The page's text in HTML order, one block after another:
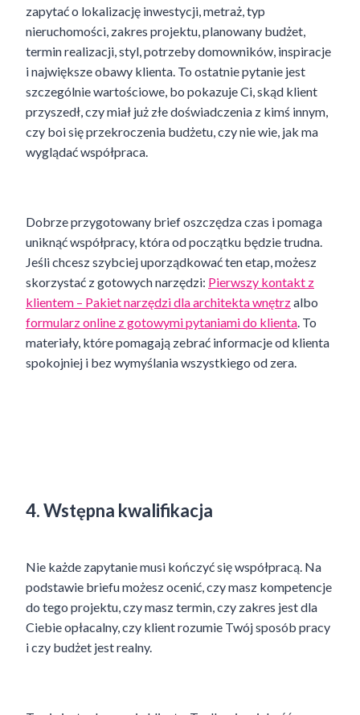
zapytać o lokalizację inwestycji, metraż, typ
nieruchomości, zakres projektu, planowany budżet,
termin realizacji, styl, potrzeby domowników, inspiracje
i największe obawy klienta. To ostatnie pytanie jest
szczególnie wartościowe, bo pokazuje Ci, skąd klient
przyszedł, czy miał już złe doświadczenia z kimś innym,
czy boi się przekroczenia budżetu, czy nie wie, jak ma
wyglądać współpraca.
Dobrze przygotowany brief oszczędza czas i pomaga
uniknąć współpracy, która od początku będzie trudna.
Jeśli chcesz szybciej uporządkować ten etap, możesz
skorzystać z gotowych narzędzi: Pierwszy kontakt z
klientem – Pakiet narzędzi dla architekta wnętrzalbo
formularz online z gotowymi pytaniami do klienta . To
materiały, które pomagają zebrać informacje od klienta
spokojniej i bez wymyślania wszystkiego od zera.
4. Wstępna kwalifikacja
Nie każde zapytanie musi kończyć się współpracą. Na
podstawie briefu możesz ocenić, czy masz kompetencje
do tego projektu, czy masz termin, czy zakres jest dla
Ciebie opłacalny, czy klient rozumie Twój sposób pracy
i czy budżet jest realny.